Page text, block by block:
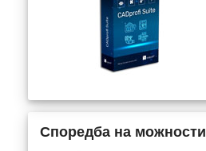
Споредба на можности